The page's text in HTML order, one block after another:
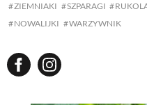
ZIEMNIAKI SZPARAGI
NOWALIJKI
WARZYWNIK